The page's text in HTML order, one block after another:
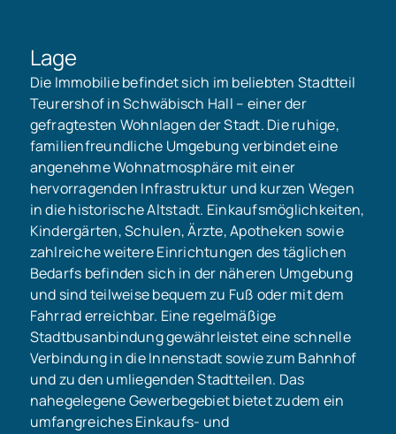
Lage
Die Immobilie befindet sich im beliebten Stadtteil
Teurershof in Schwäbisch Hall – einer der
gefragtesten Wohnlagen der Stadt. Die ruhige,
familienfreundliche Umgebung verbindet eine
angenehme Wohnatmosphäre mit einer
hervorragenden Infrastruktur und kurzen Wegen
in die historische Altstadt. Einkaufsmöglichkeiten,
Kindergärten, Schulen, Ärzte, Apotheken sowie
zahlreiche weitere Einrichtungen des täglichen
Bedarfs befinden sich in der näheren Umgebung
und sind teilweise bequem zu Fuß oder mit dem
Fahrrad erreichbar. Eine regelmäßige
Stadtbusanbindung gewährleistet eine schnelle
Verbindung in die Innenstadt sowie zum Bahnhof
und zu den umliegenden Stadtteilen. Das
nahegelegene Gewerbegebiet bietet zudem ein
umfangreiches Einkaufs- und